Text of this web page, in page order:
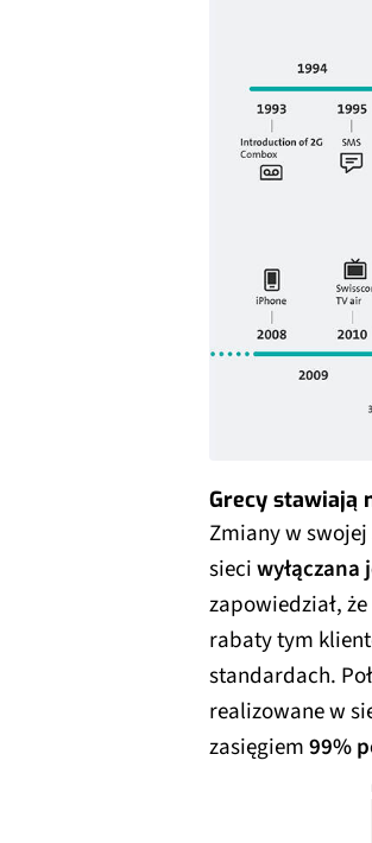
Grecy stawiają
Zmiany w
sieciwyłączana
zapowiedział,
rabaty tym
standardach.
realizowane w
zasięgiem99%